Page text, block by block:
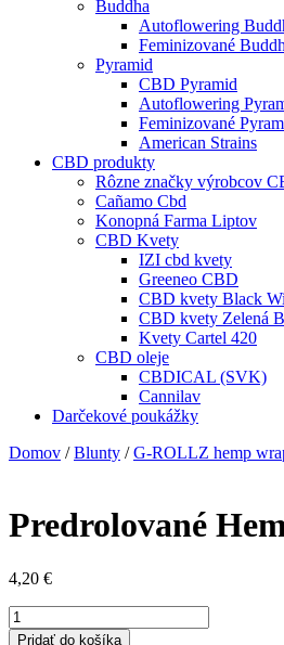
Buddha
Autoflowering
Feminizované
Pyramid
CBD Pyramid
Autoflowering
Feminizované
American Strains
CBD produkty
Rôzne značky výrobcov
Cañamo Cbd
Konopná Farma Liptov
CBD Kvety
IZI cbd kvety
Greeneo CBD
CBD kvety Black
CBD kvety Zelená
Kvety Cartel 420
CBD oleje
CBDICAL (SVK)
Cannilav
Darčekové poukážky
Domov /Blunty /G-ROLLZ hemp
Predrolované
4,20 €
množstvo
Predrolované
Pridať do košíka